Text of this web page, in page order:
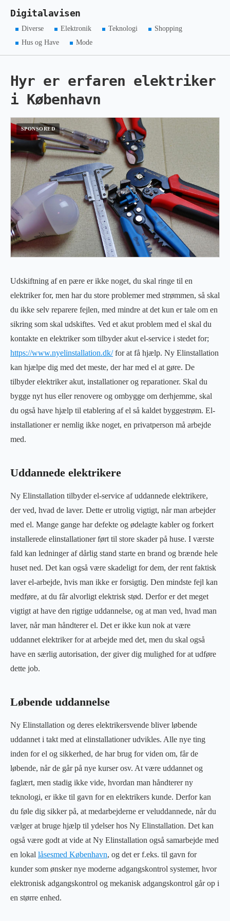
Digitalavisen
Diverse Elektronik Teknologi
Shopping
Hus og Have
Mode
Hyr er erfaren elektriker
i København
Udskiftning af en pære er ikke noget, du skal ringe til en
elektriker for, men har du store problemer med strømmen, så skal
du ikke selv reparere fejlen, med mindre at det kun er tale om en
sikring som skal udskiftes. Ved et akut problem med el skal du
kontakte en elektriker som tilbyder akut el-service i stedet for;
https://www.nyelinstallation.dk/for at få hjælp. Ny Elinstallation
kan hjælpe dig med det meste, der har med el at gøre. De
tilbyder elektriker akut, installationer og reparationer. Skal du
bygge nyt hus eller renovere og ombygge om derhjemme, skal
du også have hjælp til etablering af el så kaldet byggestrøm. El-
installationer er nemlig ikke noget, en privatperson må arbejde
med.
Uddannede elektrikere
Ny Elinstallation tilbyder el-service af uddannede elektrikere,
der ved, hvad de laver. Dette er utrolig vigtigt, når man arbejder
med el. Mange gange har defekte og ødelagte kabler og forkert
installerede elinstallationer ført til store skader på huse. I værste
fald kan ledninger af dårlig stand starte en brand og brænde hele
huset ned. Det kan også være skadeligt for dem, der rent faktisk
laver el-arbejde, hvis man ikke er forsigtig. Den mindste fejl kan
medføre, at du får alvorligt elektrisk stød. Derfor er det meget
vigtigt at have den rigtige uddannelse, og at man ved, hvad man
laver, når man håndterer el. Det er ikke kun nok at være
uddannet elektriker for at arbejde med det, men du skal også
have en særlig autorisation, der giver dig mulighed for at udføre
dette job.
Løbende uddannelse
Ny Elinstallation og deres elektrikersvende bliver løbende
uddannet i takt med at elinstallationer udvikles. Alle nye ting
inden for el og sikkerhed, de har brug for viden om, får de
løbende, når de går på nye kurser osv. At være uddannet og
faglært, men stadig ikke vide, hvordan man håndterer ny
teknologi, er ikke til gavn for en elektrikers kunde. Derfor kan
du føle dig sikker på, at medarbejderne er veluddannede, når du
vælger at bruge hjælp til ydelser hos Ny Elinstallation. Det kan
også være godt at vide at Ny Elinstallation også samarbejde med
en lokal låsesmed København, og det er f.eks. til gavn for
kunder som ønsker nye moderne adgangskontrol systemer, hvor
elektronisk adgangskontrol og mekanisk adgangskontrol går op i
en større enhed.